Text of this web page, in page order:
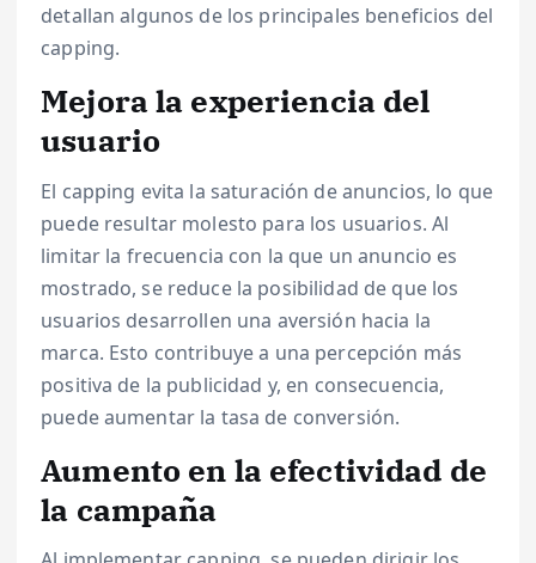
detallan algunos de los principales beneficios del
capping.
Mejora la experiencia del
usuario
El capping evita la saturación de anuncios, lo que
puede resultar molesto para los usuarios. Al
limitar la frecuencia con la que un anuncio es
mostrado, se reduce la posibilidad de que los
usuarios desarrollen una aversión hacia la
marca. Esto contribuye a una percepción más
positiva de la publicidad y, en consecuencia,
puede aumentar la tasa de conversión.
Aumento en la efectividad de
la campaña